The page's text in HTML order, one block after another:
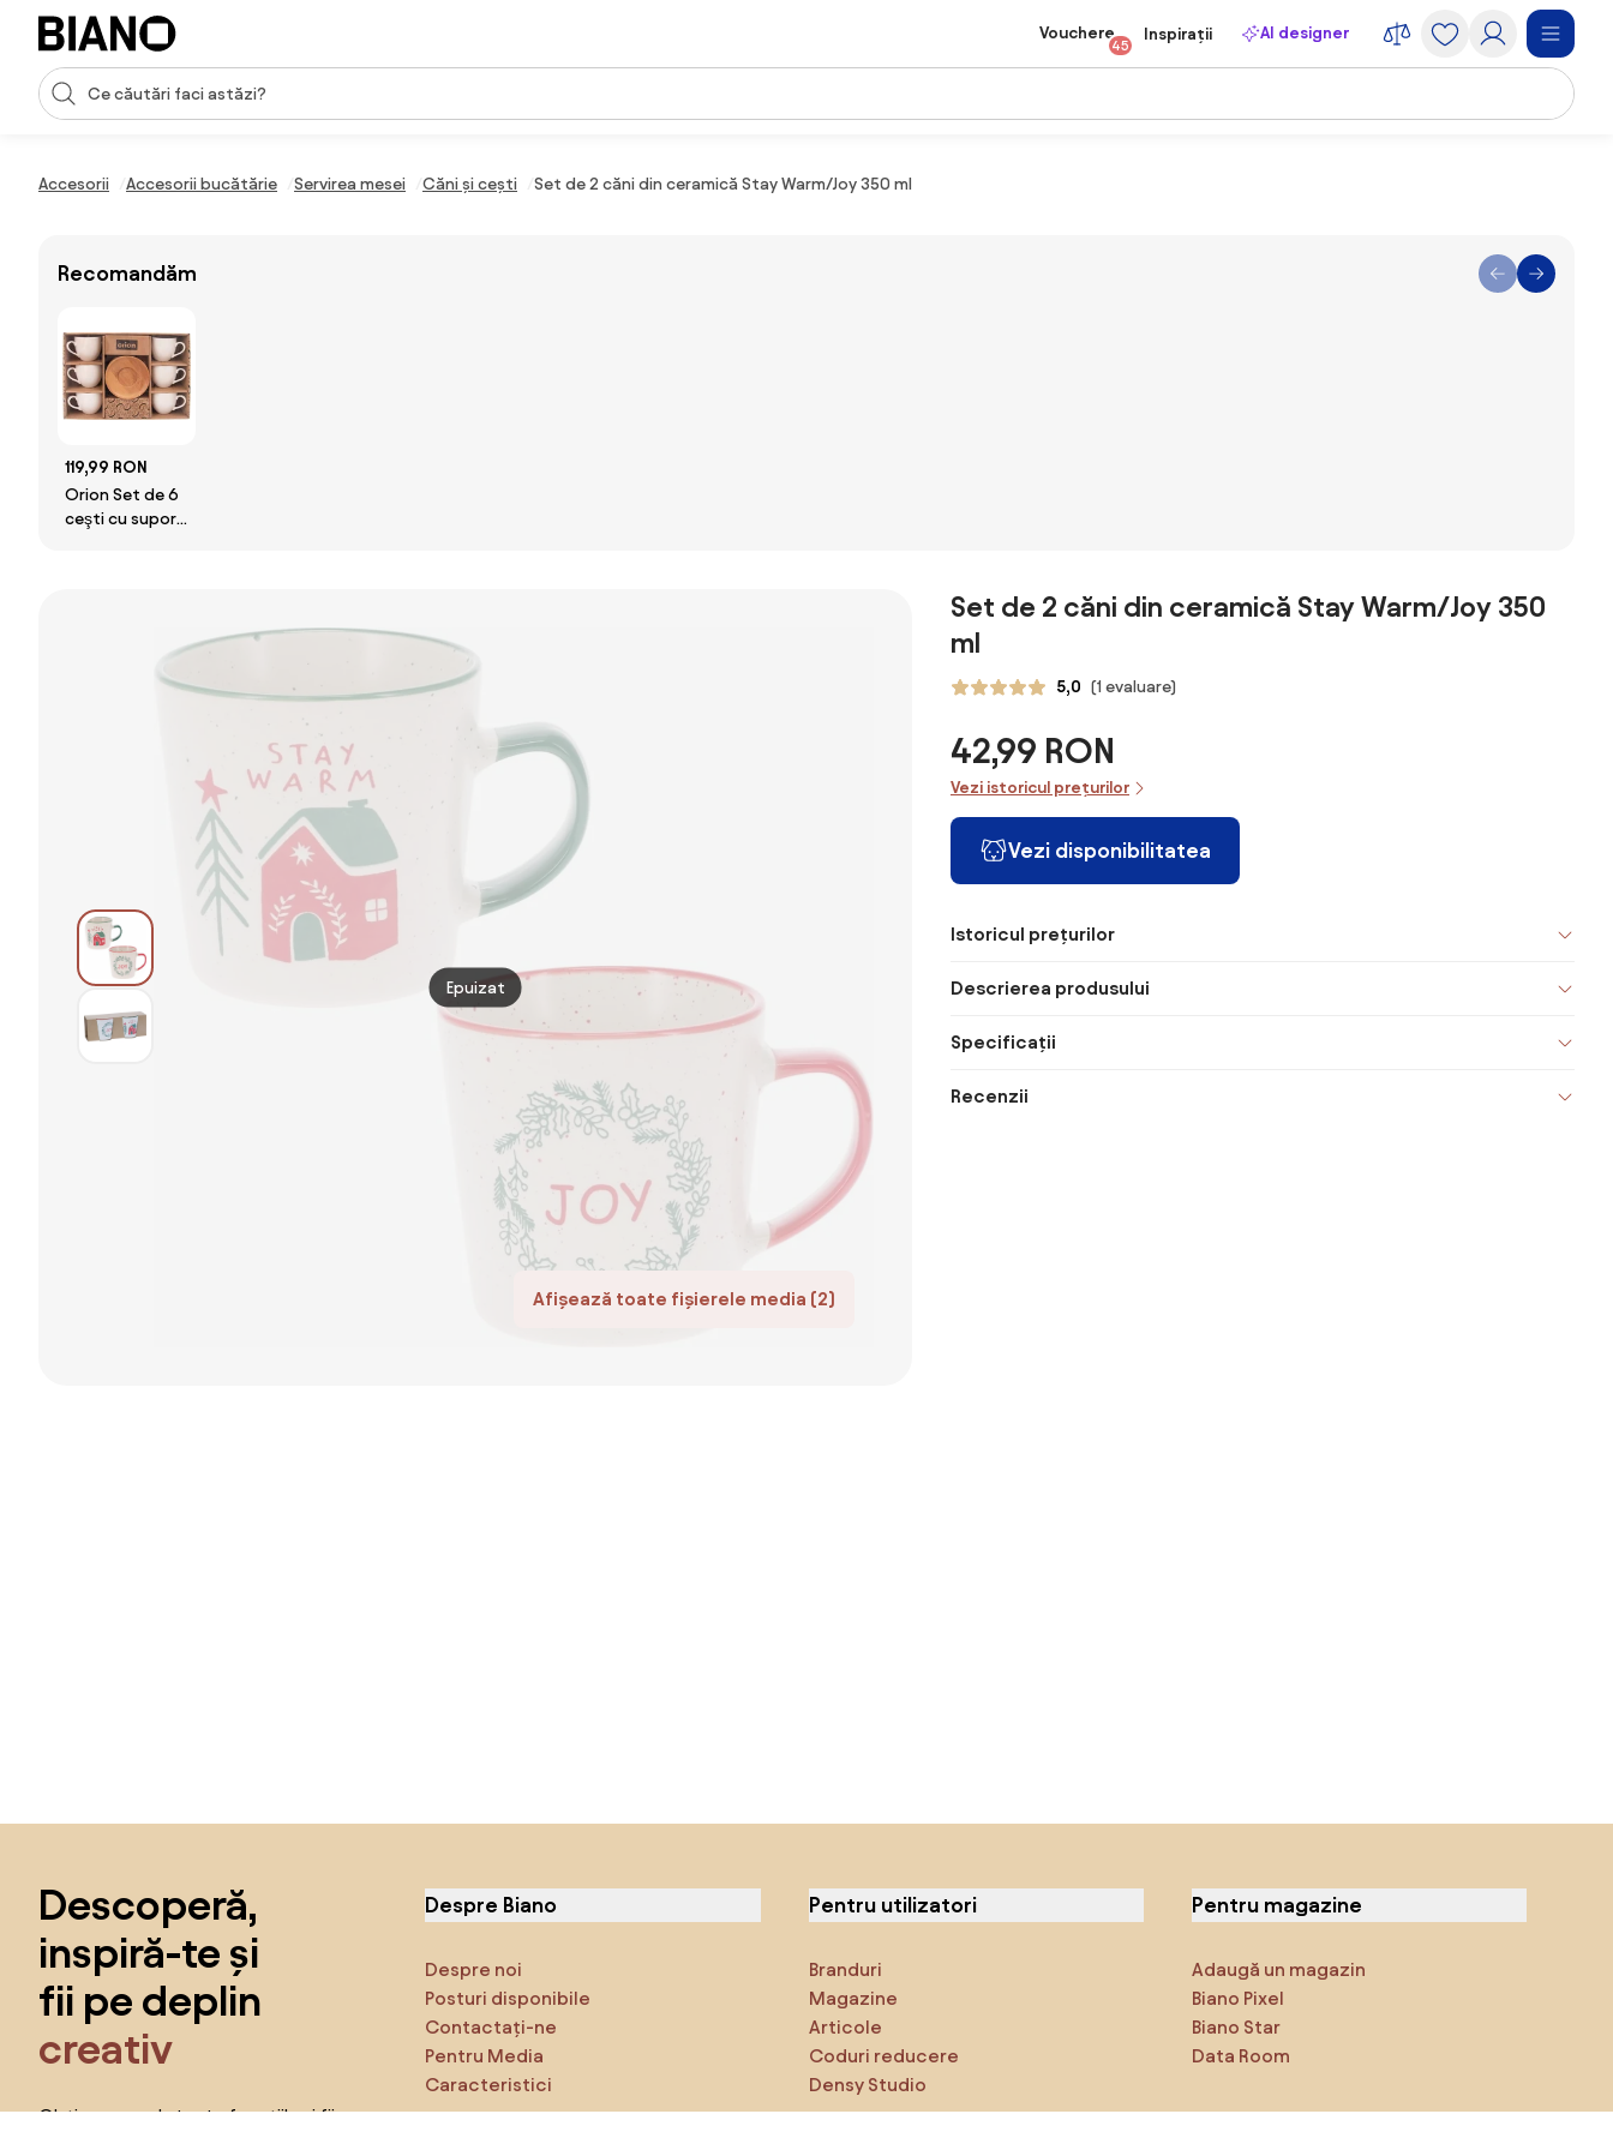
Sari peste navigare, accesează conținutul
Introducerea căutării
Vouchere
45
Inspirații AI designer
Accesorii Accesorii bucătărie Servirea mesei Căni și cești Set de 2 căni din ceramică Stay Warm/Joy 350 ml
Recomandăm
119,99 RON
Orion Set de 6
ceşti cu suport
Afișează toate fișierele media (2)
Epuizat
Set de 2 căni din ceramică Stay Warm/Joy 350
ml
5,0 (1 evaluare)
42,99 RON
Vezi istoricul prețurilor
Vezi disponibilitatea
Istoricul prețurilor
Descrierea produsului
Specificații
Recenzii
Descoperă,
inspiră-te și
fii pe deplin
creativ
Obține acces la toate funcțiile și fii
Despre Biano
Despre noi
Posturi disponibile
Contactați-ne
Pentru Media
Caracteristici
Pentru utilizatori
Branduri
Magazine
Articole
Coduri reducere
Densy Studio
Pentru magazine
Adaugă un magazin
Biano Pixel
Biano Star
Data Room